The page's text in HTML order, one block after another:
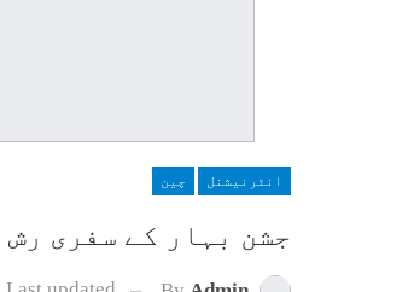
انٹرنیشنل چین
جشن بہار کے سفری رش میں چین